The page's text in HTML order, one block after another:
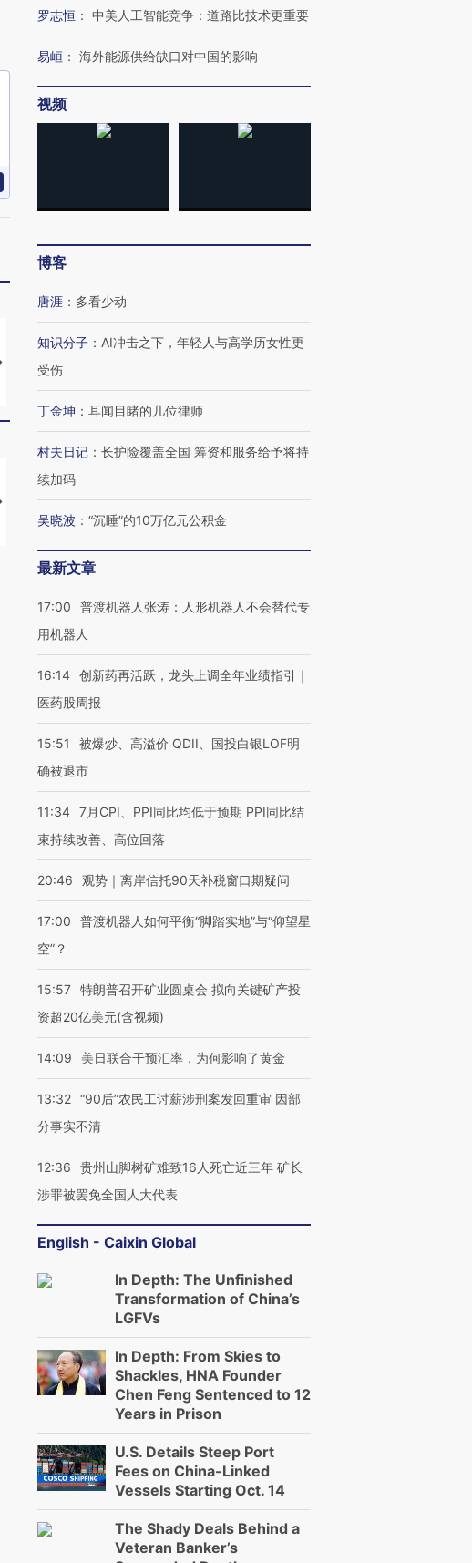
视线｜“入侵”还是“人道危
机”？难民潮撕裂西班牙
【推广】走进第四届链博
会，让数智科技“链”接产
【特别呈现】寻找100种
【商旅对话】华住集团
罗志恒 ： 中美人工智能竞争：道路比技术更重要
易峘 ： 海外能源供给缺口对中国的影响
视频
博客
唐涯 ： 多看少动
知识分子 ： AI冲击之下，年轻人与高学历女性更
受伤
丁金坤 ： 耳闻目睹的几位律师
村夫日记 ： 长护险覆盖全国 筹资和服务给予将持
续加码
吴晓波 ： “沉睡”的10万亿元公积金
最新文章
17:00
普渡机器人张涛：人形机器人不会替代专
用机器人
16:14 创新药再活跃，龙头上调全年业绩指引｜
医药股周报
15:51
被爆炒、高溢价 QDII、国投白银LOF明
确被退市
11:34 7月CPI、PPI同比均低于预期 PPI同比结
束持续改善、高位回落
20:46 观势｜离岸信托90天补税窗口期疑问
17:00
普渡机器人如何平衡“脚踏实地”与“仰望星
空”？
15:57 特朗普召开矿业圆桌会 拟向关键矿产投
资超20亿美元(含视频)
14:09 美日联合干预汇率，为何影响了黄金
13:32 “90后”农民工讨薪涉刑案发回重审 因部
分事实不清
12:36
贵州山脚树矿难致16人死亡近三年 矿长
涉罪被罢免全国人大代表
English - Caixin Global
In Depth: The Unfinished
Transformation of China’s
LGFVs
In Depth: From Skies to
Shackles, HNA Founder
Chen Feng Sentenced to 12
Years in Prison
U.S. Details Steep Port
Fees on China-Linked
Vessels Starting Oct. 14
The Shady Deals Behind a
Veteran Banker’s